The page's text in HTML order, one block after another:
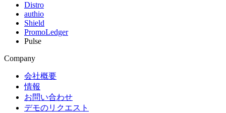
Distro
authio
Shield
PromoLedger
Pulse
Company
会社概要
情報
お問い合わせ
デモのリクエスト